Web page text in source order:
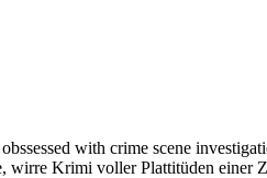
with crime scene
Krimi voller Plattitüden einer